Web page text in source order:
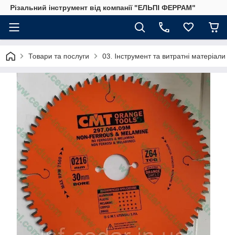
Різальний інструмент від компанії "ЕЛЬПІ ФЕРРАМ"
Товари та послуги 03. Інструмент та витратні